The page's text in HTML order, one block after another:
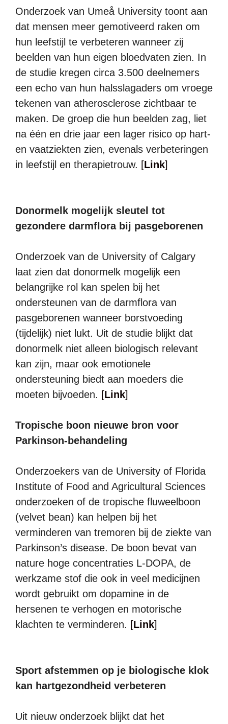
Onderzoek van Umeå University toont aan
dat mensen meer gemotiveerd raken om
hun leefstijl te verbeteren wanneer zij
beelden van hun eigen bloedvaten zien. In
de studie kregen circa 3.500 deelnemers
een echo van hun halsslagaders om vroege
tekenen van atherosclerose zichtbaar te
maken. De groep die hun beelden zag, liet
na één en drie jaar een lager risico op hart-
en vaatziekten zien, evenals verbeteringen
in leefstijl en therapietrouw. [Link]
Donormelk mogelijk sleutel tot
gezondere darmflora bij pasgeborenen
Onderzoek van de University of Calgary
laat zien dat donormelk mogelijk een
belangrijke rol kan spelen bij het
ondersteunen van de darmflora van
pasgeborenen wanneer borstvoeding
(tijdelijk) niet lukt. Uit de studie blijkt dat
donormelk niet alleen biologisch relevant
kan zijn, maar ook emotionele
ondersteuning biedt aan moeders die
moeten bijvoeden. [Link]
Tropische boon nieuwe bron voor
Parkinson-behandeling
Onderzoekers van de University of Florida
Institute of Food and Agricultural Sciences
onderzoeken of de tropische fluweelboon
(velvet bean) kan helpen bij het
verminderen van tremoren bij de ziekte van
Parkinson’s disease. De boon bevat van
nature hoge concentraties L-DOPA, de
werkzame stof die ook in veel medicijnen
wordt gebruikt om dopamine in de
hersenen te verhogen en motorische
klachten te verminderen. [Link]
Sport afstemmen op je biologische klok
kan hartgezondheid verbeteren
Uit nieuw onderzoek blijkt dat het